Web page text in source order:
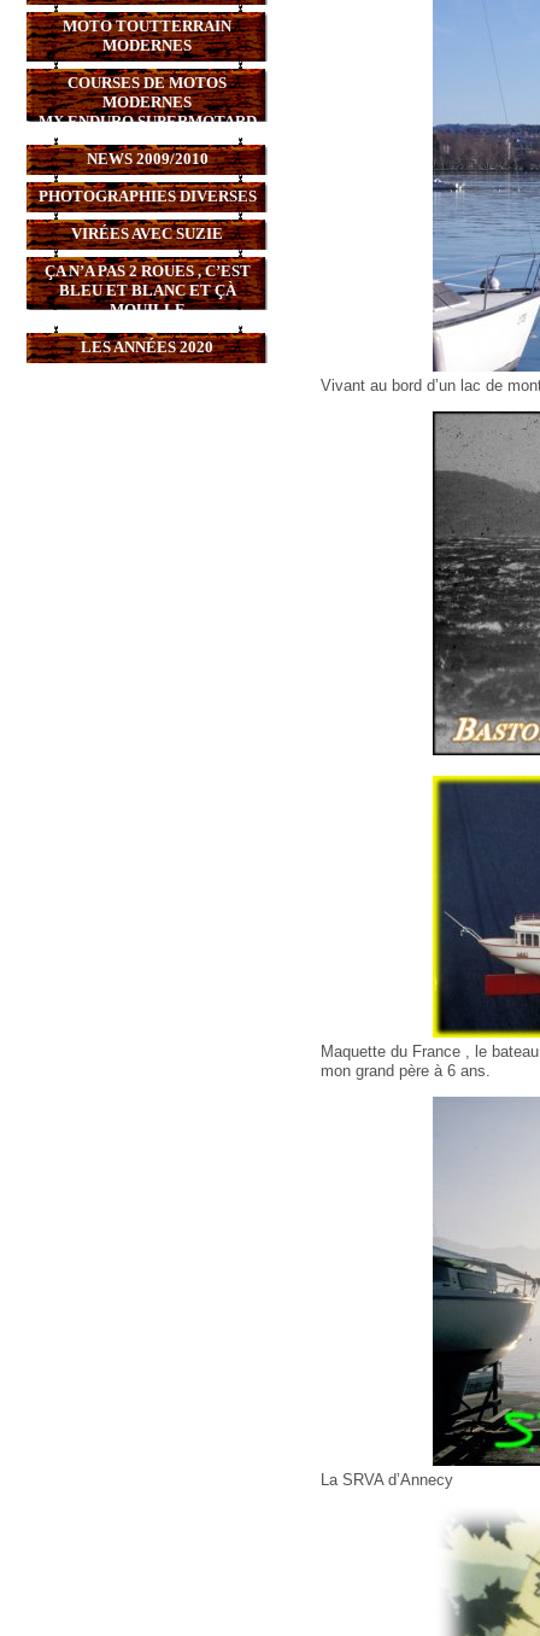
MOTO TOUTTERRAIN
MODERNES
COURSES DE MOTOS
MODERNES
MX,ENDURO,SUPERMOTARD
NEWS 2009/2010
PHOTOGRAPHIES DIVERSES
VIRÉES AVEC SUZIE
ÇA N’A PAS 2 ROUES , C’EST
BLEU ET BLANC ET ÇÀ
MOUILLE
LES ANNÉES 2020
Vivant au bord d’un lac de
Maquette du France , le
mon grand père à 6 ans.
La SRVA d’Annecy